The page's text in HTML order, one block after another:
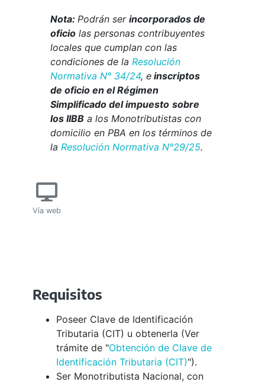
Nota: Podrán ser incorporados de
oficio las personas contribuyentes
locales que cumplan con las
condiciones de la Resolución
Normativa N° 34/24, e inscriptos
de oficio en el Régimen
Simplificado del impuesto sobre
los IIBB a los Monotributistas con
domicilio en PBA en los términos de
la Resolución Normativa N°29/25.
Vía web
Requisitos
Poseer Clave de Identificación
Tributaria (CIT) u obtenerla (Ver
trámite de "Obtención de Clave de
Identificación Tributaria (CIT)").
Ser Monotributista Nacional, con